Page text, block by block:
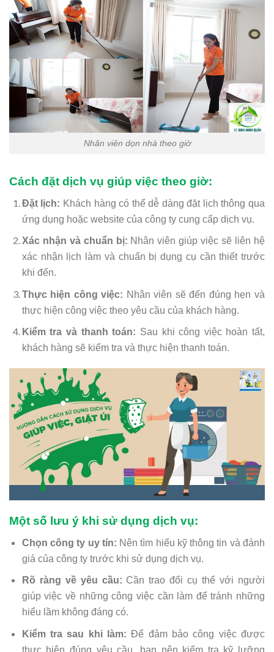
Nhân viên dọn nhà theo giờ
Cách đặt dịch vụ giúp việc theo giờ:
Đặt lịch: Khách hàng có thể dễ dàng đặt lịch thông qua
ứng dụng hoặc website của công ty cung cấp dịch vụ.
Xác nhận và chuẩn bị: Nhân viên giúp việc sẽ liên hệ
xác nhận lịch làm và chuẩn bị dụng cụ cần thiết trước
khi đến.
Thực hiện công việc: Nhân viên sẽ đến đúng hẹn và
thực hiện công việc theo yêu cầu của khách hàng.
Kiểm tra và thanh toán: Sau khi công việc hoàn tất,
khách hàng sẽ kiểm tra và thực hiện thanh toán.
Một số lưu ý khi sử dụng dịch vụ:
Chọn công ty uy tín: Nên tìm hiểu kỹ thông tin và đánh
giá của công ty trước khi sử dụng dịch vụ.
Rõ ràng về yêu cầu: Cần trao đổi cụ thể với người
giúp việc về những công việc cần làm để tránh những
hiểu lầm không đáng có.
Kiểm tra sau khi làm: Để đảm bảo công việc được
thực hiện đúng yêu cầu, bạn nên kiểm tra kỹ lưỡng